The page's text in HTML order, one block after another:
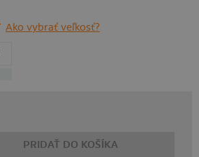
Ako vybrať veľkosť?
PRIDAŤ DO KOŠÍKA